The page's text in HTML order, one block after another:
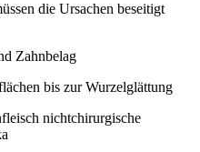
die Ursachen beseitigt
Zahnbelag
bis zur Wurzelglättung
nichtchirurgische